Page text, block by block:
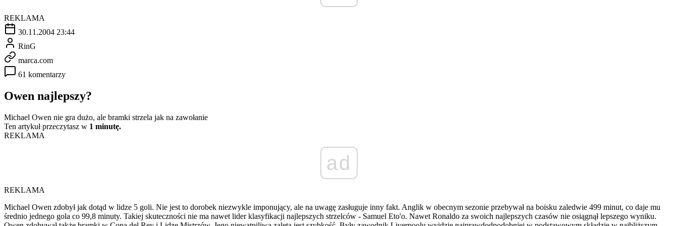
REKLAMA
30.11.2004 23:44
RinG
marca.com
61 komentarzy
Owen najlepszy?
Michael Owen nie gra dużo, ale bramki strzela jak na zawołanie
Ten artykuł przeczytasz w 1 minutę.
REKLAMA
ad
REKLAMA
Michael Owen zdobył jak dotąd w lidze 5 goli. Nie jest to dorobek niezwykle imponujący, ale na uwagę zasługuje inny fakt. Anglik w obecnym sezonie przebywał na boisku zaledwie 499 minut, co daje mu
średnio jednego gola co 99,8 minuty. Takiej skuteczności nie ma nawet lider klasyfikacji najlepszych strzelców - Samuel Eto'o. Nawet Ronaldo za swoich najlepszych czasów nie osiągnął lepszego wyniku.